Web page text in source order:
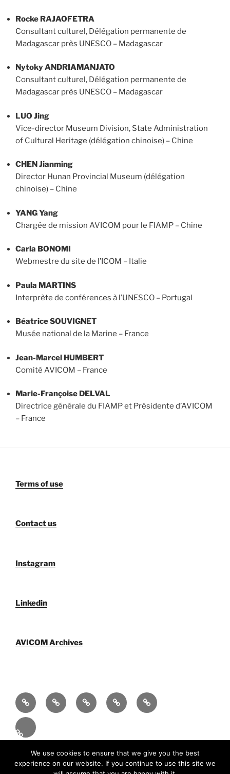
Rocke RAJAOFETRA
Consultant culturel, Délégation permanente de
Madagascar près UNESCO – Madagascar
Nytoky ANDRIAMANJATO
Consultant culturel, Délégation permanente de
Madagascar près UNESCO – Madagascar
LUO Jing
Vice-director Museum Division, State Administration
of Cultural Heritage (délégation chinoise) – Chine
CHEN Jianming
Director Hunan Provincial Museum (délégation
chinoise) – Chine
YANG Yang
Chargée de mission AVICOM pour le FIAMP – Chine
Carla BONOMI
Webmestre du site de l’ICOM – Italie
Paula MARTINS
Interprète de conférences à l’UNESCO – Portugal
Béatrice SOUVIGNET
Musée national de la Marine – France
Jean-Marcel HUMBERT
Comité AVICOM – France
Marie-Françoise DELVAL
Directrice générale du FIAMP et Présidente d’AVICOM
– France
Terms of use
Contact us
Instagram
Linkedin
AVICOM Archives
Who
We
Are
AVICOM
Members’
2026
AVICOM
Archives
AVICOM
Activities
AVICOM
Activities
Español
Funciona gracias a WordPress
We use cookies to ensure that we give you the best
experience on our website. If you continue to use this site we